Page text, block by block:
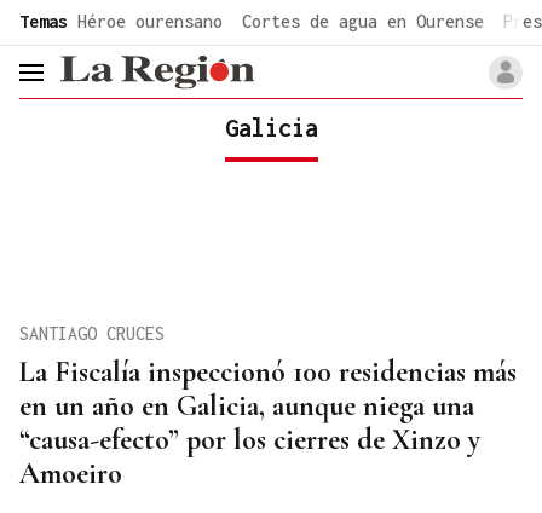
common.go-to-content
Temas Héroe ourensano Cortes de agua en Ourense
header.menu.open
Galicia
La Fiscalía inspeccionó 100 residencias más
en un año en Galicia, aunque niega una
“causa-efecto” por los cierres de Xinzo y
Amoeiro
SANTIAGO CRUCES